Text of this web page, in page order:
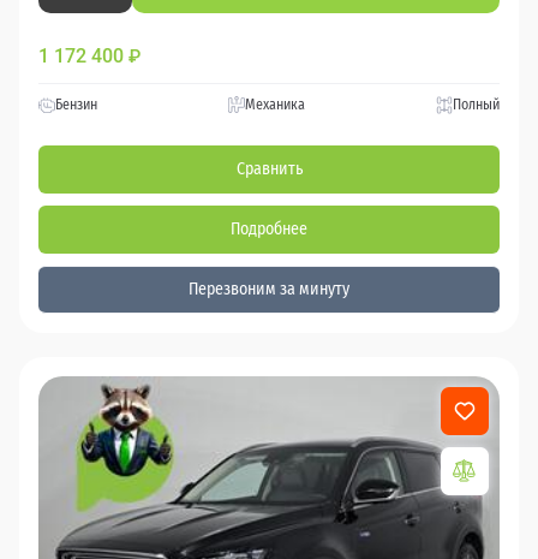
1 172 400 ₽
Бензин Механика Полный
Сравнить
Подробнее
Перезвоним за минуту